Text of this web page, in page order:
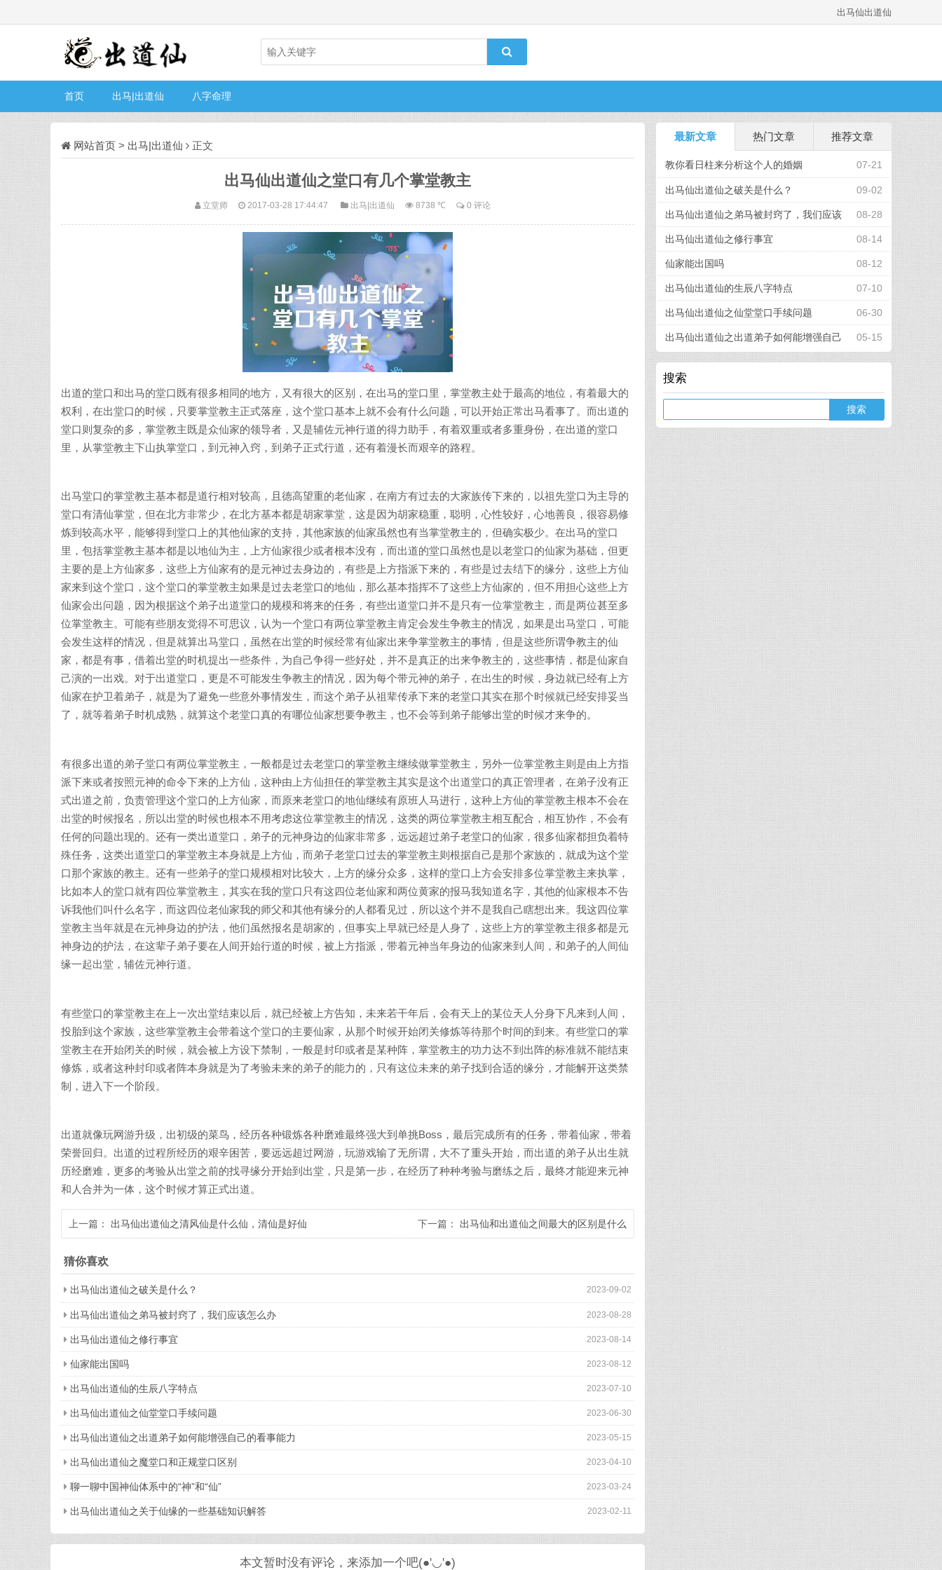
出马仙出道仙
首页 出马|出道仙 八字命理
网站首页 > 出马|出道仙 正文
出马仙出道仙之堂口有几个掌堂教主
立堂师 2017-03-28 17:44:47 出马|出道仙 8738 ℃ 0 评论
出道的堂口和出马的堂口既有很多相同的地方，又有很大的区别，在出马的堂口里，掌堂教主处于最高的地位，有着最大的
权利，在出堂口的时候，只要掌堂教主正式落座，这个堂口基本上就不会有什么问题，可以开始正常出马看事了。而出道的
堂口则复杂的多，掌堂教主既是众仙家的领导者，又是辅佐元神行道的得力助手，有着双重或者多重身份，在出道的堂口
里，从掌堂教主下山执掌堂口，到元神入窍，到弟子正式行道，还有着漫长而艰辛的路程。
出马堂口的掌堂教主基本都是道行相对较高，且德高望重的老仙家，在南方有过去的大家族传下来的，以祖先堂口为主导的
堂口有清仙掌堂，但在北方非常少，在北方基本都是胡家掌堂，这是因为胡家稳重，聪明，心性较好，心地善良，很容易修
炼到较高水平，能够得到堂口上的其他仙家的支持，其他家族的仙家虽然也有当掌堂教主的，但确实极少。在出马的堂口
里，包括掌堂教主基本都是以地仙为主，上方仙家很少或者根本没有，而出道的堂口虽然也是以老堂口的仙家为基础，但更
主要的是上方仙家多，这些上方仙家有的是元神过去身边的，有些是上方指派下来的，有些是过去结下的缘分，这些上方仙
家来到这个堂口，这个堂口的掌堂教主如果是过去老堂口的地仙，那么基本指挥不了这些上方仙家的，但不用担心这些上方
仙家会出问题，因为根据这个弟子出道堂口的规模和将来的任务，有些出道堂口并不是只有一位掌堂教主，而是两位甚至多
位掌堂教主。可能有些朋友觉得不可思议，认为一个堂口有两位掌堂教主肯定会发生争教主的情况，如果是出马堂口，可能
会发生这样的情况，但是就算出马堂口，虽然在出堂的时候经常有仙家出来争掌堂教主的事情，但是这些所谓争教主的仙
家，都是有事，借着出堂的时机提出一些条件，为自己争得一些好处，并不是真正的出来争教主的，这些事情，都是仙家自
己演的一出戏。对于出道堂口，更是不可能发生争教主的情况，因为每个带元神的弟子，在出生的时候，身边就已经有上方
仙家在护卫着弟子，就是为了避免一些意外事情发生，而这个弟子从祖辈传承下来的老堂口其实在那个时候就已经安排妥当
了，就等着弟子时机成熟，就算这个老堂口真的有哪位仙家想要争教主，也不会等到弟子能够出堂的时候才来争的。
有很多出道的弟子堂口有两位掌堂教主，一般都是过去老堂口的掌堂教主继续做掌堂教主，另外一位掌堂教主则是由上方指
派下来或者按照元神的命令下来的上方仙，这种由上方仙担任的掌堂教主其实是这个出道堂口的真正管理者，在弟子没有正
式出道之前，负责管理这个堂口的上方仙家，而原来老堂口的地仙继续有原班人马进行，这种上方仙的掌堂教主根本不会在
出堂的时候报名，所以出堂的时候也根本不用考虑这位掌堂教主的情况，这类的两位掌堂教主相互配合，相互协作，不会有
任何的问题出现的。还有一类出道堂口，弟子的元神身边的仙家非常多，远远超过弟子老堂口的仙家，很多仙家都担负着特
殊任务，这类出道堂口的掌堂教主本身就是上方仙，而弟子老堂口过去的掌堂教主则根据自己是那个家族的，就成为这个堂
口那个家族的教主。还有一些弟子的堂口规模相对比较大，上方的缘分众多，这样的堂口上方会安排多位掌堂教主来执掌，
比如本人的堂口就有四位掌堂教主，其实在我的堂口只有这四位老仙家和两位黄家的报马我知道名字，其他的仙家根本不告
诉我他们叫什么名字，而这四位老仙家我的师父和其他有缘分的人都看见过，所以这个并不是我自己瞎想出来。我这四位掌
堂教主当年就是在元神身边的护法，他们虽然报名是胡家的，但事实上早就已经是人身了，这些上方的掌堂教主很多都是元
神身边的护法，在这辈子弟子要在人间开始行道的时候，被上方指派，带着元神当年身边的仙家来到人间，和弟子的人间仙
缘一起出堂，辅佐元神行道。
有些堂口的掌堂教主在上一次出堂结束以后，就已经被上方告知，未来若干年后，会有天上的某位天人分身下凡来到人间，
投胎到这个家族，这些掌堂教主会带着这个堂口的主要仙家，从那个时候开始闭关修炼等待那个时间的到来。有些堂口的掌
堂教主在开始闭关的时候，就会被上方设下禁制，一般是封印或者是某种阵，掌堂教主的功力达不到出阵的标准就不能结束
修炼，或者这种封印或者阵本身就是为了考验未来的弟子的能力的，只有这位未来的弟子找到合适的缘分，才能解开这类禁
制，进入下一个阶段。
出道就像玩网游升级，出初级的菜鸟，经历各种锻炼各种磨难最终强大到单挑Boss，最后完成所有的任务，带着仙家，带着
荣誉回归。出道的过程所经历的艰辛困苦，要远远超过网游，玩游戏输了无所谓，大不了重头开始，而出道的弟子从出生就
历经磨难，更多的考验从出堂之前的找寻缘分开始到出堂，只是第一步，在经历了种种考验与磨练之后，最终才能迎来元神
和人合并为一体，这个时候才算正式出道。
上一篇： 出马仙出道仙之清风仙是什么仙，清仙是好仙 下一篇： 出马仙和出道仙之间最大的区别是什么
猜你喜欢
2023-09-02
出马仙出道仙之破关是什么？
2023-08-28
出马仙出道仙之弟马被封窍了，我们应该怎么办
2023-08-14
出马仙出道仙之修行事宜
2023-08-12
仙家能出国吗
2023-07-10
出马仙出道仙的生辰八字特点
2023-06-30
出马仙出道仙之仙堂堂口手续问题
2023-05-15
出马仙出道仙之出道弟子如何能增强自己的看事能力
2023-04-10
出马仙出道仙之魔堂口和正规堂口区别
2023-03-24
聊一聊中国神仙体系中的“神”和“仙”
2023-02-11
出马仙出道仙之关于仙缘的一些基础知识解答
本文暂时没有评论，来添加一个吧(●'◡'●)
最新文章 热门文章 推荐文章
07-21
教你看日柱来分析这个人的婚姻
09-02
出马仙出道仙之破关是什么？
08-28
出马仙出道仙之弟马被封窍了，我们应该
怎么办 08-14
出马仙出道仙之修行事宜
08-12
仙家能出国吗
07-10
出马仙出道仙的生辰八字特点
06-30
出马仙出道仙之仙堂堂口手续问题
05-15
出马仙出道仙之出道弟子如何能增强自己
的看事能力
搜索
Search